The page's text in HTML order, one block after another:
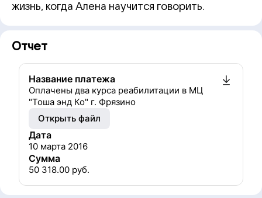
жизнь, когда Алена научится говорить.
Отчет
Название платежа
Оплачены два курса реабилитации в МЦ
"Тоша энд Ко" г. Фрязино
Открыть файл
Дата
10 марта 2016
Сумма
50 318.00 руб.